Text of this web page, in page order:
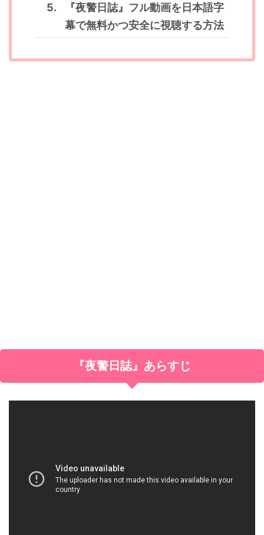
『夜警日誌』フル動画を日本語字
幕で無料かつ安全に視聴する方法
『夜警日誌』あらすじ